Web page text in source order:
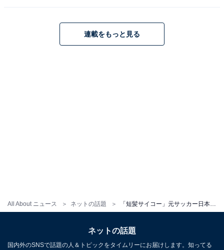
All About ニュース ネットの話題
連載をもっと見る
ネットの話題
国内外のSNSで話題の人＆トピックをタイムリーにお届けします。知ってる